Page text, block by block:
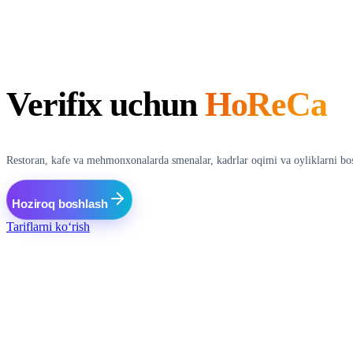
Verifix uchun HoReCa
Restoran, kafe va mehmonxonalarda smenalar, kadrlar oqimi va oyliklarni
Hoziroq boshlash
Tariflarni ko‘rish